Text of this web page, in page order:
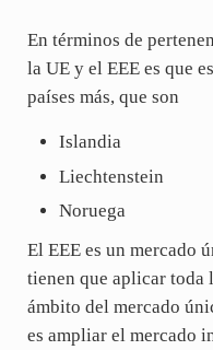
En términos de
la UE y el EEE es que
países más, que son
Islandia
Liechtenstein
Noruega
El EEE es un mercado
tienen que aplicar toda
ámbito del mercado
es ampliar el mercado